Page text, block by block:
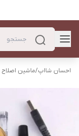
احسان شااپ/ماشین اصلاح